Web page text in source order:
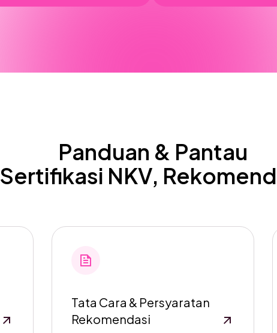
Panduan & Pantau
Sertifikasi NKV,
Tata Cara & Persyaratan
Rekomendasi